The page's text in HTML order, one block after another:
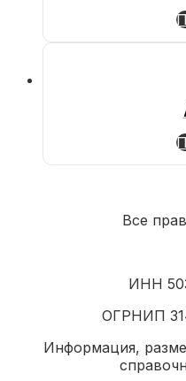
Все
ИНН
ОГРНИП
Информация,